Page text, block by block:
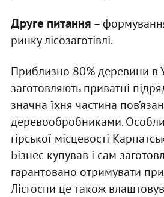
Друге питання –
ринку лісозаготівлі.
Приблизно 80% деревини в
заготовляють приватні
значна їхня частина
деревообробниками.
гірської місцевості
Бізнес купував і сам
гарантовано отримувати
Лісгоспи це також